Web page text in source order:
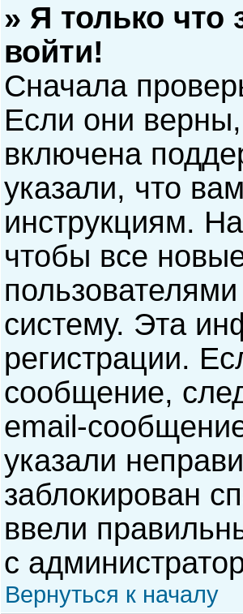
» Я только что
войти!
Сначала
Если они
включена
указали, что
инструкциям.
чтобы все
систему. Эта
регистрации.
сообщение,
email-
указали
заблокирован
ввели
с
Вернуться к началу